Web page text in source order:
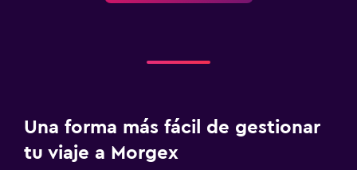
Sistema de entretenimiento
Terraza
Jardín
Una forma más fácil de gestionar
tu viaje a Morgex